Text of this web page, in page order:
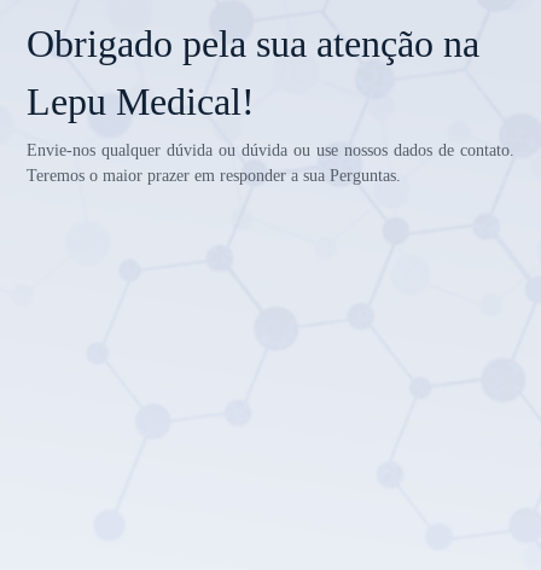
Obrigado pela sua atenção na
Lepu Medical!
Envie-nos qualquer dúvida ou dúvida ou use nossos dados de contato.
Teremos o maior prazer em responder a sua Perguntas.